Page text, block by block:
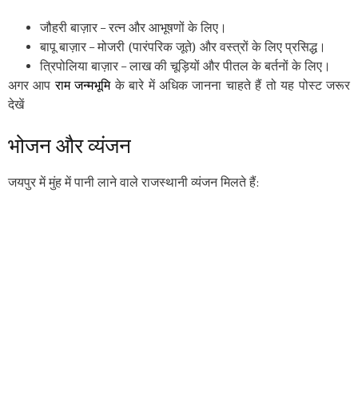
जौहरी बाज़ार – रत्न और आभूषणों के लिए।
बापू बाज़ार – मोजरी (पारंपरिक जूते) और वस्त्रों के लिए प्रसिद्ध।
त्रिपोलिया बाज़ार – लाख की चूड़ियों और पीतल के बर्तनों के लिए।
अगर आपराम जन्मभूमिके बारे में अधिक जानना चाहते हैं तो यह पोस्ट जरूर
देखें
भोजन और व्यंजन
जयपुर में मुंह में पानी लाने वाले राजस्थानी व्यंजन मिलते हैं: